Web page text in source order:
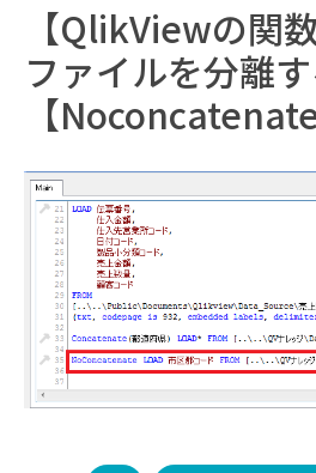
【QlikViewの関
ファイルを分離
【Noconcatenate